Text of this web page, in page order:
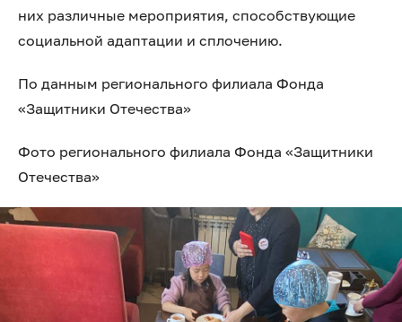
них различные мероприятия, способствующие
социальной адаптации и сплочению.
По данным регионального филиала Фонда
«Защитники Отечества»
Фото регионального филиала Фонда «Защитники
Отечества»